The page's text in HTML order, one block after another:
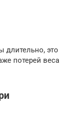
длительно, это
потерей веса